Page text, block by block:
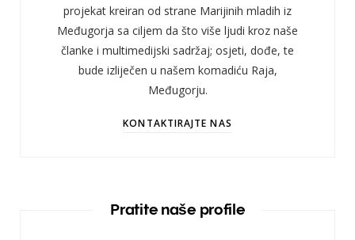
projekat kreiran od strane Marijinih mladih iz
Međugorja sa ciljem da što više ljudi kroz naše
članke i multimedijski sadržaj; osjeti, dođe, te
bude izliječen u našem komadiću Raja,
Međugorju.
KONTAKTIRAJTE NAS
Pratite naše profile